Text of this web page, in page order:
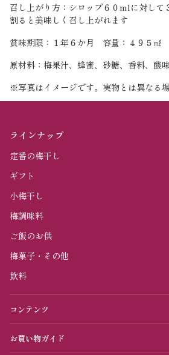
召し上がり方：シロップ６０mlに対して
割ると美味しく召し上がれます
賞味期限：１年６か月 容量：４９５㎖
原材料：梅果汁、蜂蜜、砂糖、香料、酸
※写真はイメージです。実物とは異なる
ラインナップ
定番の梅干し
ギフト
小梅干し
梅調味料
ご飯のお供
梅菓子・その他
飲料
コンテンツ
お買い物ガイド